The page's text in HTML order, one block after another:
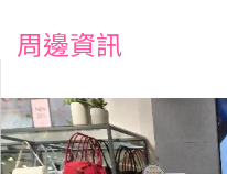
周邊資訊